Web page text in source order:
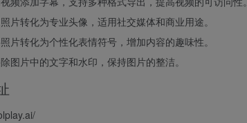
照片转化为专业头像，适用社交媒体和商业用途。
照片转化为个性化表情符号，增加内容的趣味性。
除图片中的文字和水印，保持图片的整洁。